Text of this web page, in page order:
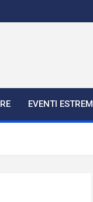
EVENTI